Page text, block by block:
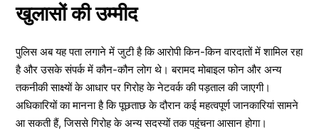
खुलासों की उम्मीद
पुलिस अब यह पता लगाने में जुटी है कि आरोपी किन-किन वारदातों में शामिल रहा
है और उसके संपर्क में कौन-कौन लोग थे। बरामद मोबाइल फोन और अन्य
तकनीकी साक्ष्यों के आधार पर गिरोह के नेटवर्क की पड़ताल की जाएगी।
अधिकारियों का मानना है कि पूछताछ के दौरान कई महत्वपूर्ण जानकारियां सामने
आ सकती हैं, जिससे गिरोह के अन्य सदस्यों तक पहुंचना आसान होगा।